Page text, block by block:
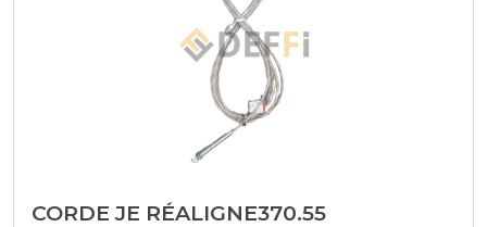
CORDE JE RÉALIGNE370.55